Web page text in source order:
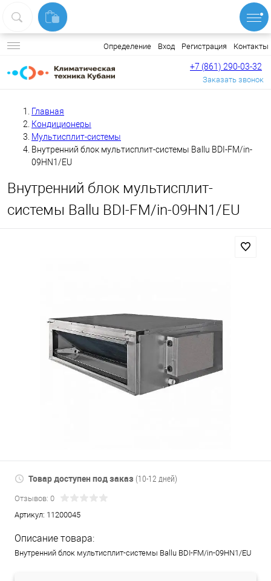
Определение Вход Регистрация Контакты
+7 (861) 290-03-32
Заказать звонок
Главная
Кондиционеры
Мультисплит-системы
Внутренний блок мультисплит-системы Ballu BDI-FM/in-
09HN1/EU
Внутренний блок мультисплит-
системы Ballu BDI-FM/in-09HN1/EU
Товар доступен под заказ (10-12 дней)
Отзывов: 0
Артикул: 11200045
Описание товара:
Внутренний блок мультисплит-системы Ballu BDI-FM/in-09HN1/EU